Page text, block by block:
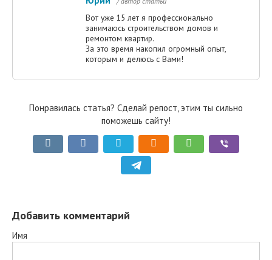
Вот уже 15 лет я профессионально
занимаюсь строительством домов и
ремонтом квартир.
За это время накопил огромный опыт,
которым и делюсь с Вами!
Понравилась статья? Сделай репост, этим ты сильно
поможешь сайту!
Добавить комментарий
Имя